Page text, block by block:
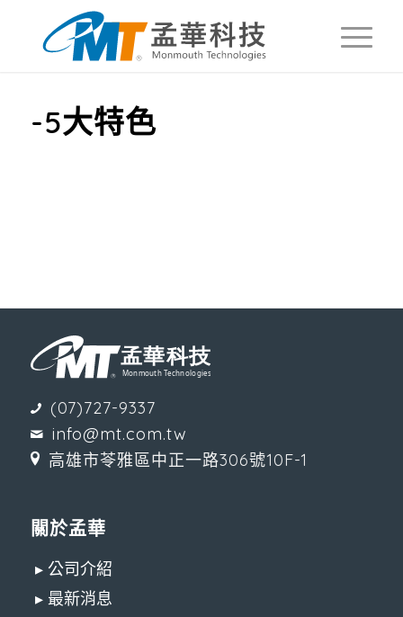
-5大特色
(07)727-9337
info@mt.com.tw
高雄市苓雅區中正一路306號10F-1
關於孟華
▸ 公司介紹
▸ 最新消息